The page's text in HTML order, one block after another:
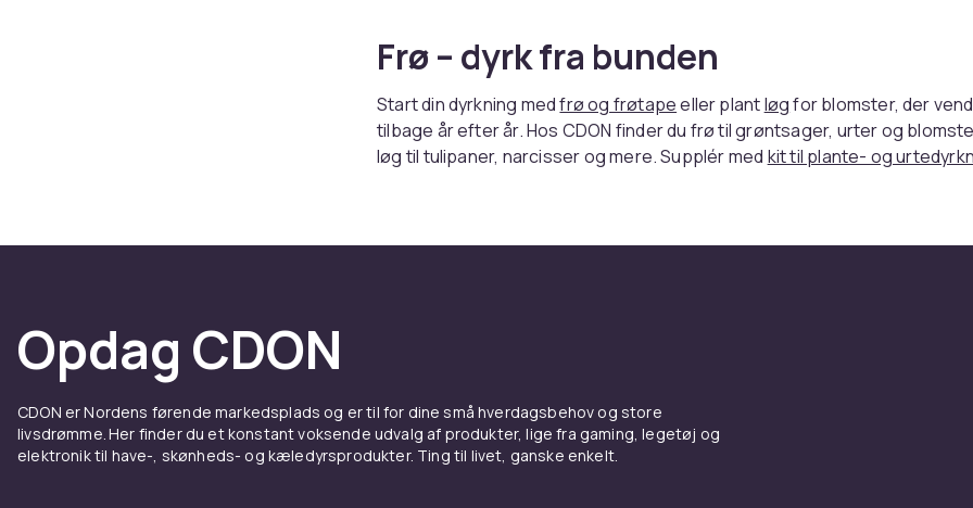
Frø – dyrk fra bunden
Start din dyrkning medfrø og frøtapeeller plantløgfor blomster, der
tilbage år efter år. Hos CDON finder du frø til grøntsager, urter og
løg til tulipaner, narcisser og mere. Supplér med kit til plante- og
Opdag CDON
CDON er Nordens førende markedsplads og er til for dine små hverdagsbehov og store
livsdrømme. Her finder du et konstant voksende udvalg af produkter, lige fra gaming, legetøj og
elektronik til have-, skønheds- og kæledyrsprodukter. Ting til livet, ganske enkelt.